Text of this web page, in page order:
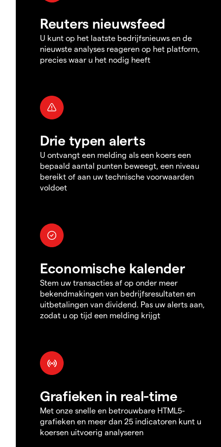
Reuters nieuwsfeed
U kunt op het laatste bedrijfsnieuws en de
nieuwste analyses reageren op het platform,
precies waar u het nodig heeft
Drie typen alerts
U ontvangt een melding als een koers een
bepaald aantal punten beweegt, een niveau
bereikt of aan uw technische voorwaarden
voldoet
Economische kalender
Stem uw transacties af op onder meer
bekendmakingen van bedrijfsresultaten en
uitbetalingen van dividend. Pas uw alerts aan,
zodat u op tijd een melding krijgt
Grafieken in real-time
Met onze snelle en betrouwbare HTML5-
grafieken en meer dan 25 indicatoren kunt u
koersen uitvoerig analyseren